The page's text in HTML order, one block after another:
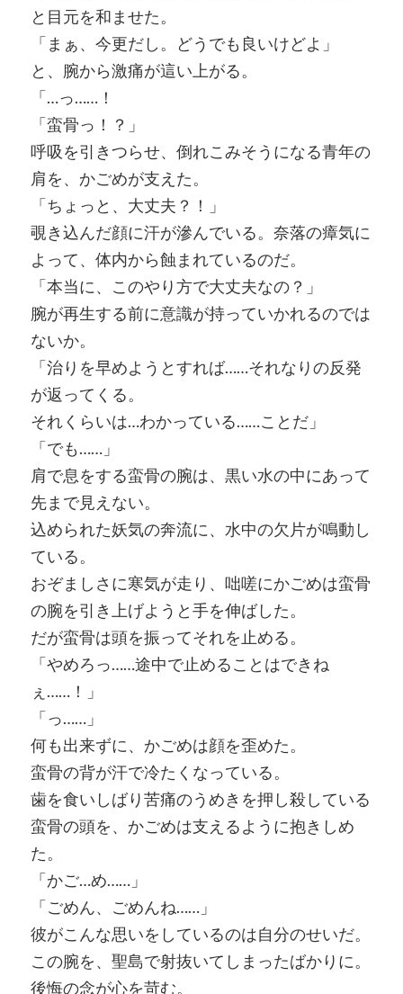
と目元を和ませた。
「まぁ、今更だし。どうでも良いけどよ」
と、腕から激痛が這い上がる。
「…っ……！
「蛮骨っ！？」
呼吸を引きつらせ、倒れこみそうになる青年の
肩を、かごめが支えた。
「ちょっと、大丈夫？！」
覗き込んだ顔に汗が滲んでいる。奈落の瘴気に
よって、体内から蝕まれているのだ。
「本当に、このやり方で大丈夫なの？」
腕が再生する前に意識が持っていかれるのでは
ないか。
「治りを早めようとすれば……それなりの反発
が返ってくる。
それくらいは…わかっている……ことだ」
「でも……」
肩で息をする蛮骨の腕は、黒い水の中にあって
先まで見えない。
込められた妖気の奔流に、水中の欠片が鳴動し
ている。
おぞましさに寒気が走り、咄嗟にかごめは蛮骨
の腕を引き上げようと手を伸ばした。
だが蛮骨は頭を振ってそれを止める。
「やめろっ……途中で止めることはできね
ぇ……！」
「っ……」
何も出来ずに、かごめは顔を歪めた。
蛮骨の背が汗で冷たくなっている。
歯を食いしばり苦痛のうめきを押し殺している
蛮骨の頭を、かごめは支えるように抱きしめ
た。
「かご…め……」
「ごめん、ごめんね……」
彼がこんな思いをしているのは自分のせいだ。
この腕を、聖島で射抜いてしまったばかりに。
後悔の念が心を苛む。